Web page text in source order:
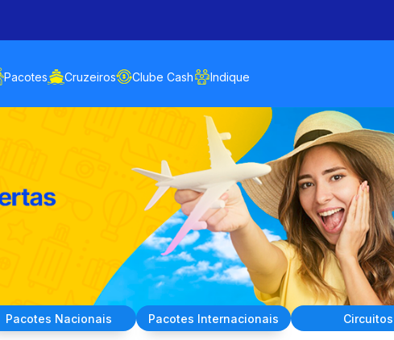
Pacotes Cruzeiros Clube Cash Indique
Pacotes Nacionais Pacotes Internacionais Circuitos